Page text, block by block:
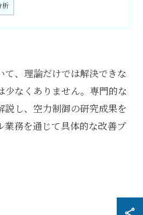
析
て、理論だけでは解決できな
少なくありません。専門的な
説し、空力制御の研究成果を
業務を通じて具体的な改善プ
わせはこちら